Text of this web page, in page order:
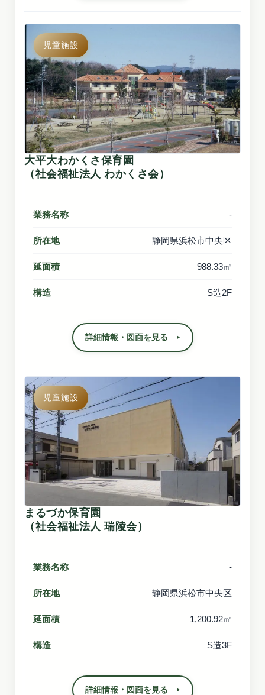
児童施設
大平大わかくさ保育園
（社会福祉法人 わかくさ会）
業務名称 -
所在地 静岡県浜松市中央区
延面積 988.33㎡
構造 S造2F
詳細情報・図面を見る
児童施設
まるづか保育園
（社会福祉法人 瑞陵会）
業務名称 -
所在地 静岡県浜松市中央区
延面積 1,200.92㎡
構造 S造3F
詳細情報・図面を見る